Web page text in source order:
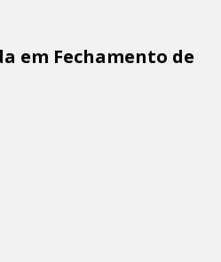
em Fechamento de